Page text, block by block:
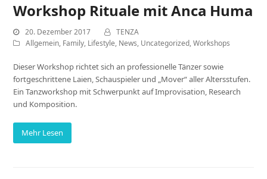
Workshop Rituale mit Anca Huma
20. Dezember 2017
TENZA
Allgemein, Family, Lifestyle, News, Uncategorized,Workshops
Dieser Workshop richtet sich an professionelle Tänzer sowie
fortgeschrittene Laien, Schauspieler und „Mover“ aller Altersstufen.
Ein Tanzworkshop mit Schwerpunkt auf Improvisation, Research
und Komposition.
Mehr Lesen